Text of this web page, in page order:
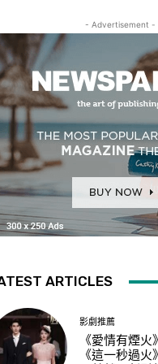
- Advertisement -
ARTICLES
影劇推薦
《愛情有煙
《這一秒過